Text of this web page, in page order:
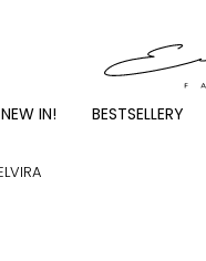
NEW IN! BESTSELLERY